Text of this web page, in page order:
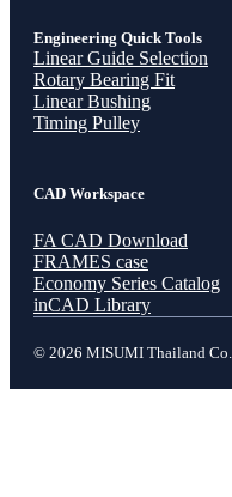
Engineering Quick Tools
Linear Guide Selection
Rotary Bearing Fit
Linear Bushing
Timing Pulley
CAD Workspace
FA CAD Download
FRAMES case
Economy Series Catalog
inCAD Library
© 2026 MISUMI Thailand